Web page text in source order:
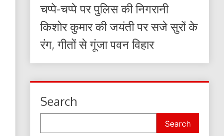
चप्पे-चप्पे पर पुलिस की निगरानी
किशोर कुमार की जयंती पर सजे सुरों के
रंग, गीतों से गूंजा पवन विहार
Search
Search